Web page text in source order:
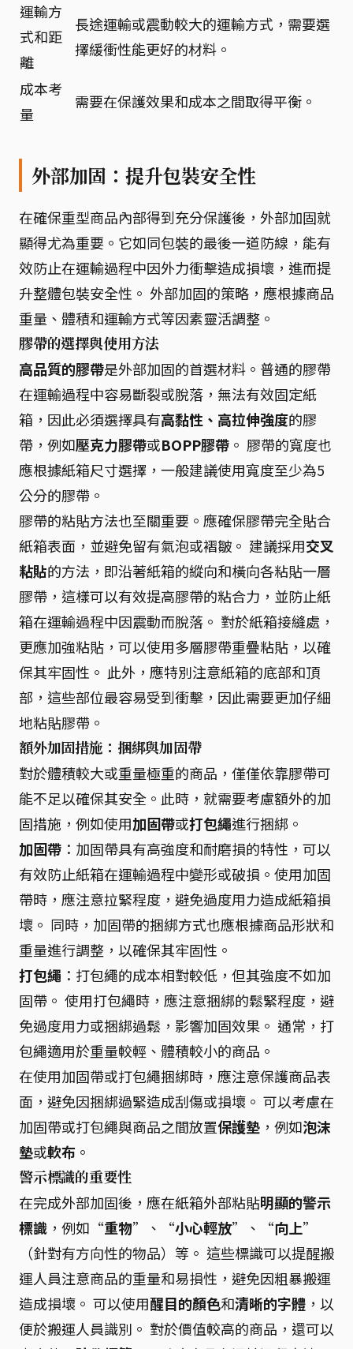
運輸方
式和距
離
長途運輸或震動較大的運輸方式，需要選
擇緩衝性能更好的材料。
成本考
量
需要在保護效果和成本之間取得平衡。
外部加固：提升包裝安全性
在確保重型商品內部得到充分保護後，外部加固就
顯得尤為重要。它如同包裝的最後一道防線，能有
效防止在運輸過程中因外力衝擊造成損壞，進而提
升整體包裝安全性。 外部加固的策略，應根據商品
重量、體積和運輸方式等因素靈活調整。
膠帶的選擇與使用方法
高品質的膠帶是外部加固的首選材料。普通的膠帶
在運輸過程中容易斷裂或脫落，無法有效固定紙
箱，因此必須選擇具有高黏性、高拉伸強度的膠
帶，例如壓克力膠帶或BOPP膠帶 。 膠帶的寬度也
應根據紙箱尺寸選擇，一般建議使用寬度至少為5
公分的膠帶。
膠帶的粘貼方法也至關重要。應確保膠帶完全貼合
紙箱表面，並避免留有氣泡或褶皺。 建議採用交叉
粘貼的方法，即沿著紙箱的縱向和橫向各粘貼一層
膠帶，這樣可以有效提高膠帶的粘合力，並防止紙
箱在運輸過程中因震動而脫落。 對於紙箱接縫處，
更應加強粘貼，可以使用多層膠帶重疊粘貼，以確
保其牢固性。 此外，應特別注意紙箱的底部和頂
部，這些部位最容易受到衝擊，因此需要更加仔細
地粘貼膠帶。
額外加固措施：捆綁與加固帶
對於體積較大或重量極重的商品，僅僅依靠膠帶可
能不足以確保其安全。此時，就需要考慮額外的加
固措施，例如使用加固帶或打包繩進行捆綁。
加固帶 ：加固帶具有高強度和耐磨損的特性，可以
有效防止紙箱在運輸過程中變形或破損。使用加固
帶時，應注意拉緊程度，避免過度用力造成紙箱損
壞。 同時，加固帶的捆綁方式也應根據商品形狀和
重量進行調整，以確保其牢固性。
打包繩 ：打包繩的成本相對較低，但其強度不如加
固帶。 使用打包繩時，應注意捆綁的鬆緊程度，避
免過度用力或捆綁過鬆，影響加固效果。 通常，打
包繩適用於重量較輕、體積較小的商品。
在使用加固帶或打包繩捆綁時，應注意保護商品表
面，避免因捆綁過緊造成刮傷或損壞。 可以考慮在
加固帶或打包繩與商品之間放置保護墊 ，例如泡沫
墊或軟布 。
警示標識的重要性
在完成外部加固後，應在紙箱外部粘貼明顯的警示
標識 ，例如“重物”、“小心輕放”、“向上”
（針對有方向性的物品）等。 這些標識可以提醒搬
運人員注意商品的重量和易損性，避免因粗暴搬運
造成損壞。 可以使用醒目的顏色和清晰的字體 ，以
便於搬運人員識別。 對於價值較高的商品，還可以